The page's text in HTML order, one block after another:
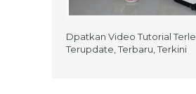
Dpatkan Video Tutorial
Terupdate, Terbaru, Terkini